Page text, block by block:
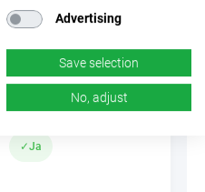
✓Ja
Advertising
Save selection
No, adjust